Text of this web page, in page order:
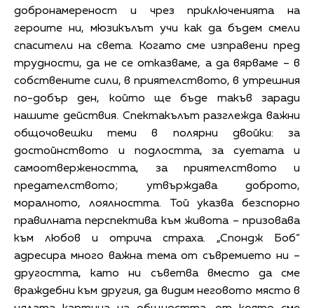
добронамереност и чрез приключенията на
героите ни, мюзикълът учи как да бъдем смели
спасители на света. Когато сме изправени пред
трудности, да не се отказваме, а да вярваме – в
собствените сили, в приятелството, в утрешния
по-добър ден, който ще бъде такъв заради
нашите действия. Спектакълът разглежда важни
общочовешки теми в полярни двойки: за
достойнството и подлостта, за суетата и
самоотвержеността, за приятелството и
предателството; утвърждава доброто,
моралното, лоялността. Той указва безспорно
правилната перспектива към живота – призовава
към любов и отрича страха. „Спондж Боб“
адресира много важна тема от съвремието ни –
другостта, като ни съветва вместо да сме
враждебни към другия, да видим неговото място в